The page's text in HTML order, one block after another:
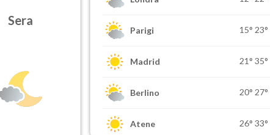
Sera
Parigi 15° 23°
Madrid 21° 35°
Berlino 20° 27°
Atene 26° 33°